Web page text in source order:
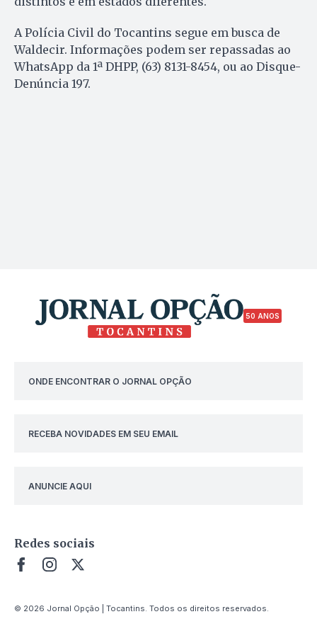
A Polícia Civil do Tocantins segue em busca de
Waldecir. Informações podem ser repassadas ao
WhatsApp da 1ª DHPP, (63) 8131-8454, ou ao Disque-
Denúncia 197.
50 ANOS
ONDE ENCONTRAR O JORNAL OPÇÃO
RECEBA NOVIDADES EM SEU EMAIL
ANUNCIE AQUI
Redes sociais
© 2026 Jornal Opção | Tocantins. Todos os direitos reservados.